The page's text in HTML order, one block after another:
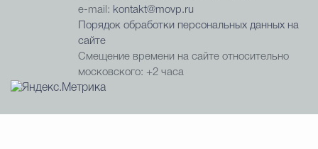
e-mail: kontakt@movp.ru
Порядок обработки персональных данных на
сайте
Смещение времени на сайте относительно
московского: +2 часа